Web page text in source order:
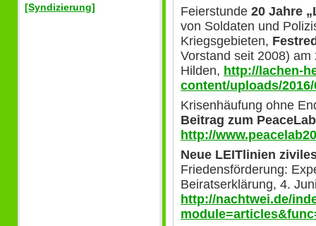
[Syndizierung]
Feierstunde 20 Jahre
von Soldaten und
Kriegsgebieten,
Vorstand seit 2008)
Hilden, http://lachen-
content/uploads/
Krisenhäufung ohne
Beitrag zum
http://
Neue LEITlinien
Friedensförderung:
Beiratserklärung, 4.
http://nachtwei.de/